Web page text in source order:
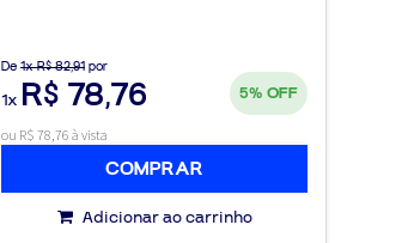
De 1x R$ 82,91 por
1x R$ 78,76 5% OFF
ou R$ 78,76 à vista
COMPRAR
Adicionar ao carrinho